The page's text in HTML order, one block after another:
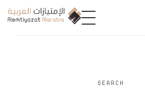
SEARCH